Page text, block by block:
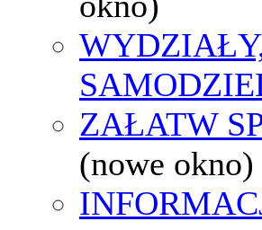
ZAŁATW
(nowe okno)